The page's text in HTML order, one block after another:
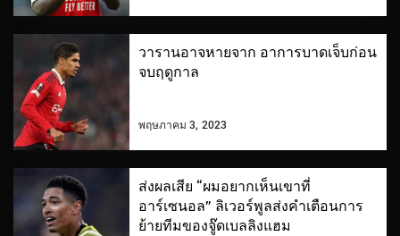
วารานอาจหายจาก อาการบาดเจ็บก่อน
จบฤดูกาล
พฤษภาคม 3, 2023
ส่งผลเสีย “ผมอยากเห็นเขาที่
อาร์เซนอล” ลิเวอร์พูลส่งคําเตือนการ
ย้ายทีมของจู๊ดเบลลิงแฮม